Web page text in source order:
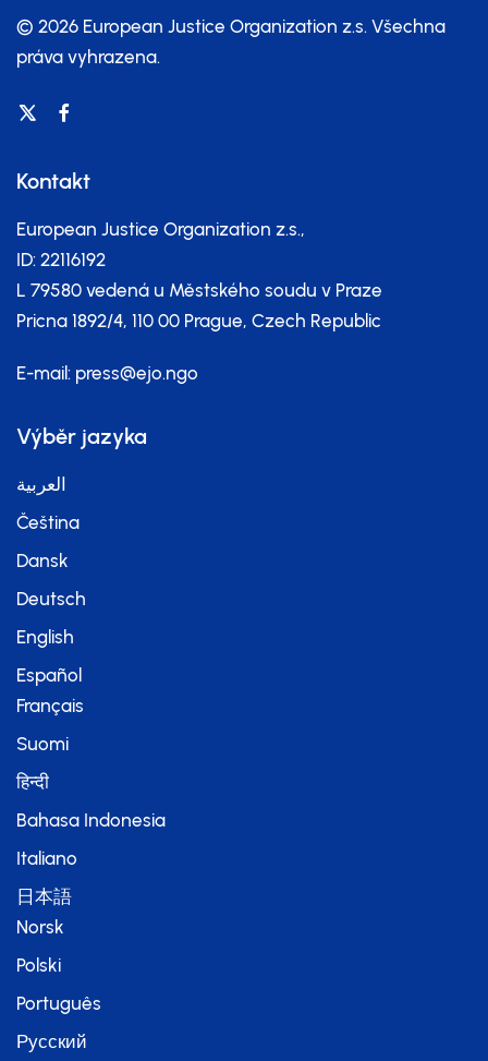
© 2026 European Justice Organization z.s. Všechna
práva vyhrazena.
Kontakt
European Justice Organization z.s.,
ID: 22116192
L 79580 vedená u Městského soudu v Praze
Pricna 1892/4, 110 00 Prague, Czech Republic
E-mail: press@ejo.ngo
Výběr jazyka
العربية
Čeština
Dansk
Deutsch
English
Español
Français
Suomi
हिन्दी
Bahasa Indonesia
Italiano
日本語
Norsk
Polski
Português
Русский